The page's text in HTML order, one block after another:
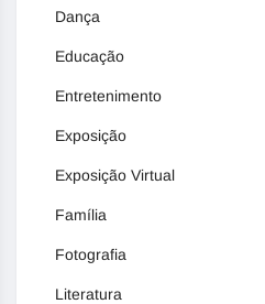
Dança
Educação
Entretenimento
Exposição
Exposição Virtual
Família
Fotografia
Literatura